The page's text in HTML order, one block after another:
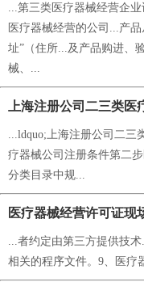
...第三类医疗器械经营企
医疗器械经营的公司...产
址”（住所...及产品购进、
械、...
上海注册公司二三类
...ldquo;上海注册公司二
疗器械公司注册条件第二
分类目录中规...
医疗器械经营许可证现
...者约定由第三方提供技
相关的程序文件。9、医疗